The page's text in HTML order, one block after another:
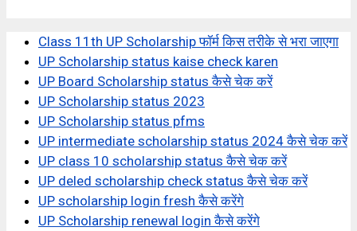
Class 11th UP Scholarship फॉर्म किस तरीके से भरा जाएगा
UP Scholarship status kaise check karen
UP Board Scholarship status कैसे चेक करें
UP Scholarship status 2023
UP Scholarship status pfms
UP intermediate scholarship status 2024 कैसे चेक करें
UP class 10 scholarship status कैसे चेक करें
UP deled scholarship check status कैसे चेक करें
UP scholarship login fresh कैसे करेंगे
UP Scholarship renewal login कैसे करेंगे